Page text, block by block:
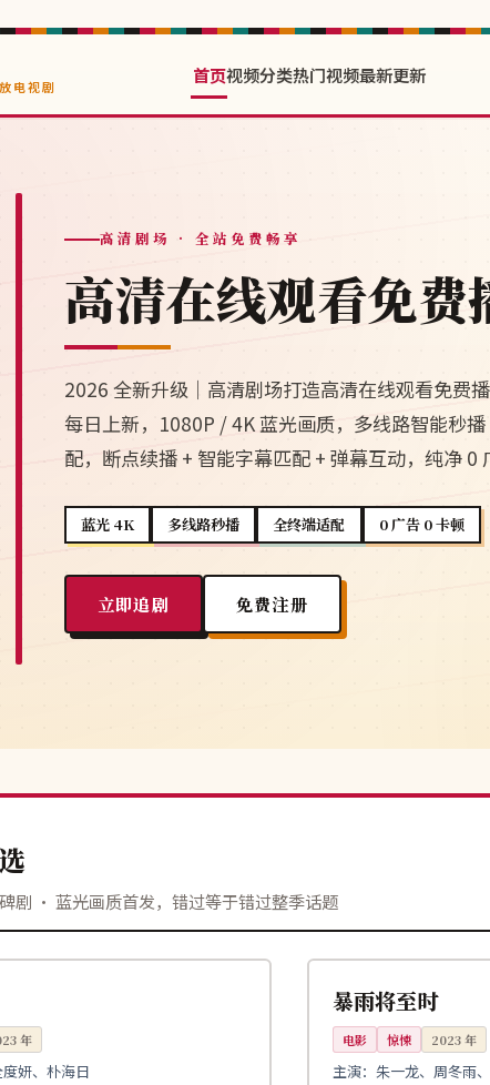
电视剧 首页视频分类热门视频最新更新
高清剧场 · 全站免费畅享
高清在线观看免费
2026 全新升级｜高清剧场打造高清在线观看免费
每日上新，1080P / 4K 蓝光画质，多线路智能秒
配，断点续播 + 智能字幕匹配 + 弹幕互动，纯净 0
蓝光 4K 多线路秒播 全终端适配 0 广告 0 卡顿
立即追剧 免费注册
剧 · 蓝光画质首发，错过等于错过整季话题
118分钟
年
妍、朴海日
中国
4K
暴雨将至时
电影 惊悚 2023年
主演：朱一龙、周冬雨